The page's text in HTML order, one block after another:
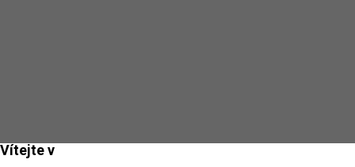
Vítejte v